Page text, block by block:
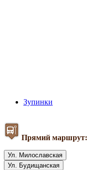
Зупинки
Прямий маршрут:
Ул. Милославская
Ул. Будищанская